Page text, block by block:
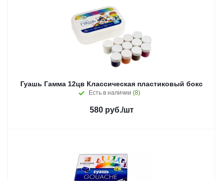
Гуашь Гамма 12цв Классическая пластиковый бокс
Есть в наличии (8)
580руб./шт